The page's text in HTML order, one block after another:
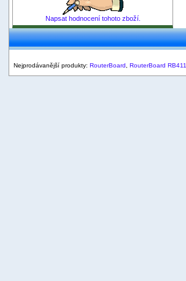
Napsat hodnocení tohoto zboží.
Nejprodávanější produkty: RouterBoard RouterBoard RB411